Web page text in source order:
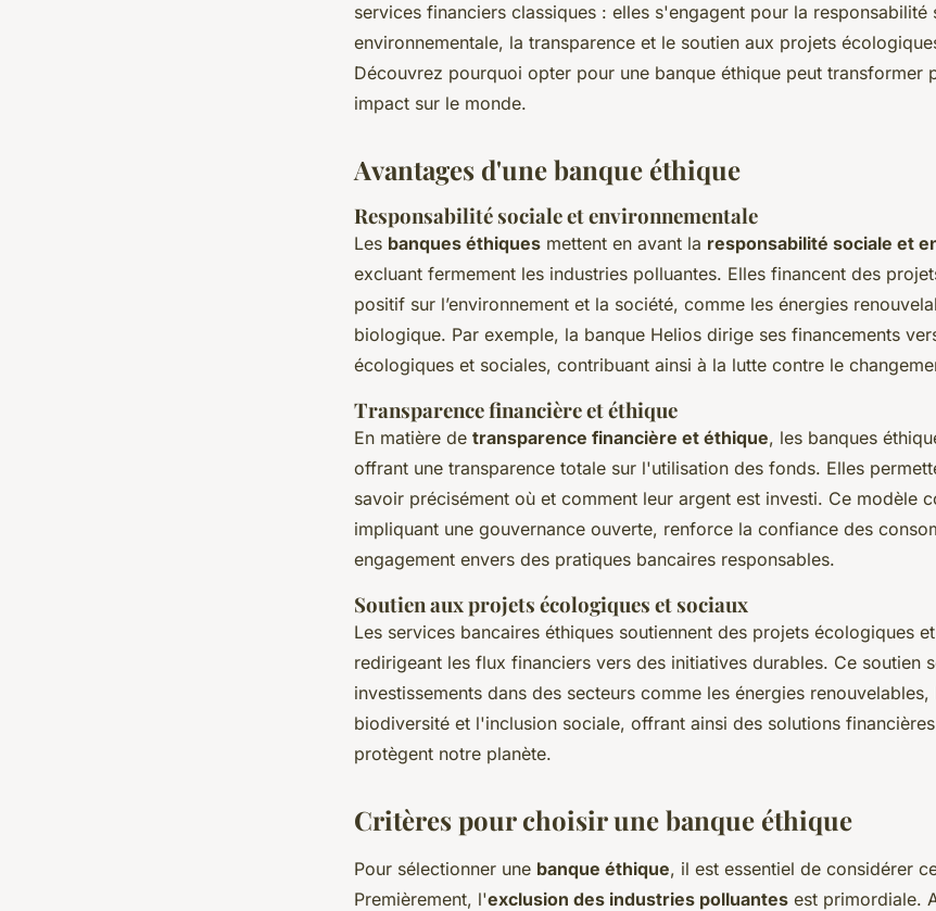
services financiers classiques : elles s'engagent pour la responsabilité
environnementale, la transparence et le soutien aux projets
Découvrez pourquoi opter pour une banque éthique peut transformer
impact sur le monde.
Avantages d'une banque éthique
Responsabilité sociale et environnementale
Les banques éthiques mettent en avant la responsabilité sociale et
excluant fermement les industries polluantes. Elles financent des
positif sur l’environnement et la société, comme les énergies
biologique. Par exemple, la banque Helios dirige ses financements
écologiques et sociales, contribuant ainsi à la lutte contre le
Transparence financière et éthique
En matière de transparence financière et éthique, les banques
offrant une transparence totale sur l'utilisation des fonds. Elles
savoir précisément où et comment leur argent est investi. Ce modèle
impliquant une gouvernance ouverte, renforce la confiance des
engagement envers des pratiques bancaires responsables.
Soutien aux projets écologiques et sociaux
Les services bancaires éthiques soutiennent des projets écologiques
redirigeant les flux financiers vers des initiatives durables. Ce soutien
investissements dans des secteurs comme les énergies
biodiversité et l'inclusion sociale, offrant ainsi des solutions
protègent notre planète.
Critères pour choisir une banque éthique
Pour sélectionner une banque éthique, il est essentiel de considérer
Premièrement, l'exclusion des industries polluantes est primordiale.